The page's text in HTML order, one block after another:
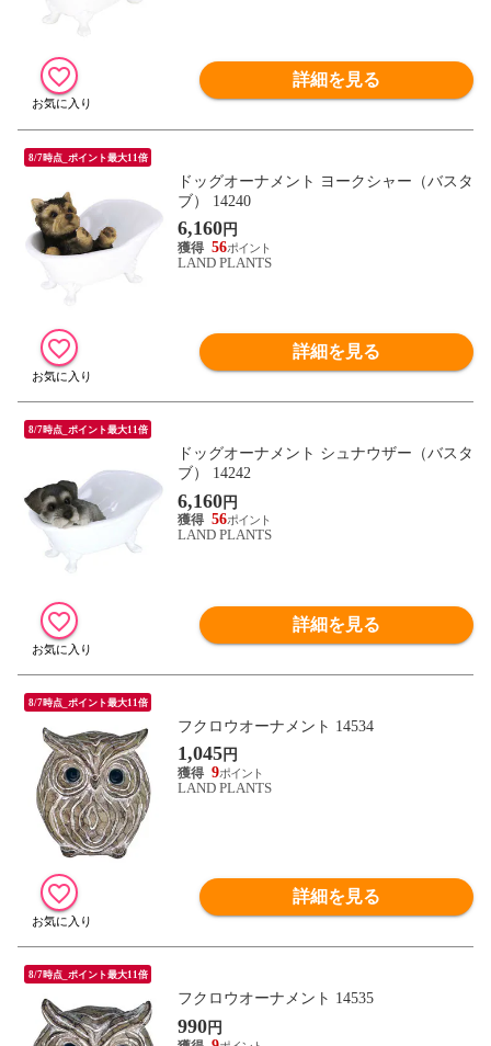
詳細を見る
8/7時点_ポイント最大11倍
ドッグオーナメント ヨークシャー（バスタ
ブ） 14240
6,160円
56
LAND PLANTS
詳細を見る
8/7時点_ポイント最大11倍
ドッグオーナメント シュナウザー（バスタ
ブ） 14242
6,160円
56
LAND PLANTS
詳細を見る
8/7時点_ポイント最大11倍
フクロウオーナメント 14534
1,045円
9
LAND PLANTS
詳細を見る
8/7時点_ポイント最大11倍
フクロウオーナメント 14535
990円